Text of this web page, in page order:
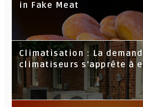
in Fake Meat
Climatisation : La
climatiseurs s'apprête à